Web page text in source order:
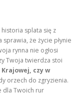
splata się z
że życie płynie
rynna nie ogłosi
Twoja twierdza stoi
czy w
orzech do zgryzienia.
dla Twoich rur